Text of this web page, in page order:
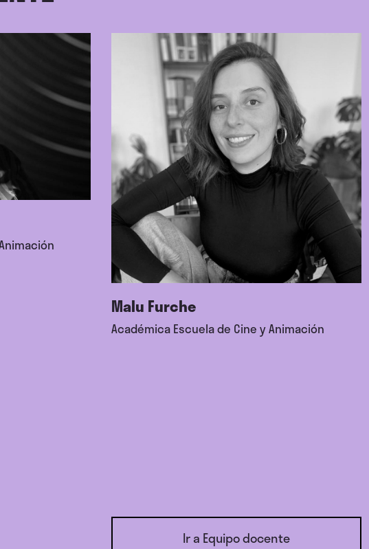
Malu Furche
Académica Escuela de Cine y Animación
Ir a Equipo docente